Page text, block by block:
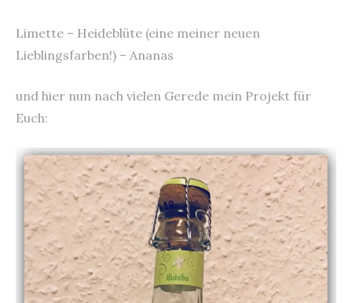
Limette – Heideblüte (eine meiner neuen
Lieblingsfarben!) – Ananas
und hier nun nach vielen Gerede mein Projekt für
Euch: